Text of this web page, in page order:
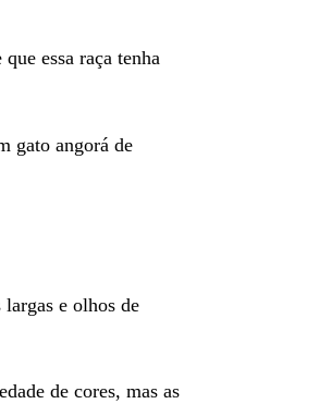
essa raça tenha
gato angorá de
largas e olhos de
de cores, mas as